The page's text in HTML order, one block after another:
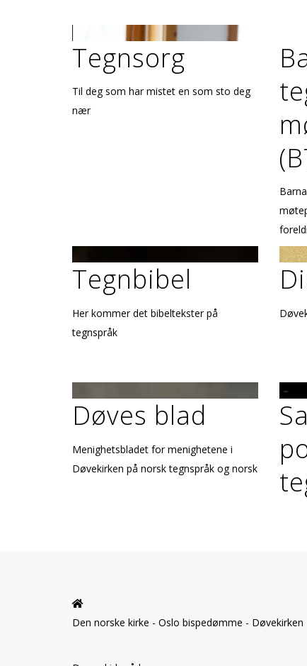
Tegnsorg
Til deg som har mistet en som sto deg
nær
Tegnbibel
Her kommer det bibeltekster på
tegnspråk
Døves blad
Menighetsbladet for menighetene i
Døvekirken på norsk tegnspråk og norsk
Den norske kirke - Oslo bispedømme - Døvekirken